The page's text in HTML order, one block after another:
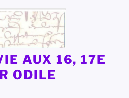
AUX 16, 17E
ODILE